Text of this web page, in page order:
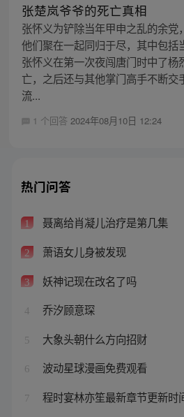
张楚岚爷爷的死亡真相
张怀义为铲除当年甲申之乱的余党
他们聚在一起同归于尽，其中包括
张怀义在第一次夜闯唐门时中了杨
亡，之后还与其他掌门高手不断交
流...
1 个回答 2024年08月10日 12:24
热门问答
1 聂离给肖凝儿治疗是第几集
2 萧语女儿身被发现
3 妖神记现在改名了吗
4 乔汐顾意琛
5 大象头朝什么方向招财
6 波动星球漫画免费观看
7 程时宴林亦笙最新章节更新时